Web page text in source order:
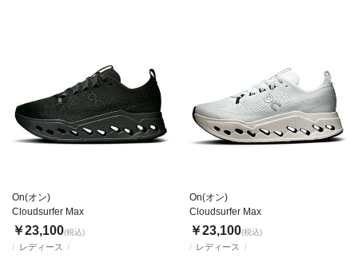
レディース
On(オン)
Cloudsurfer Max
￥23,100(税込)
レディース
On(オン)
Cloudsurfer Max
￥23,100(税込)